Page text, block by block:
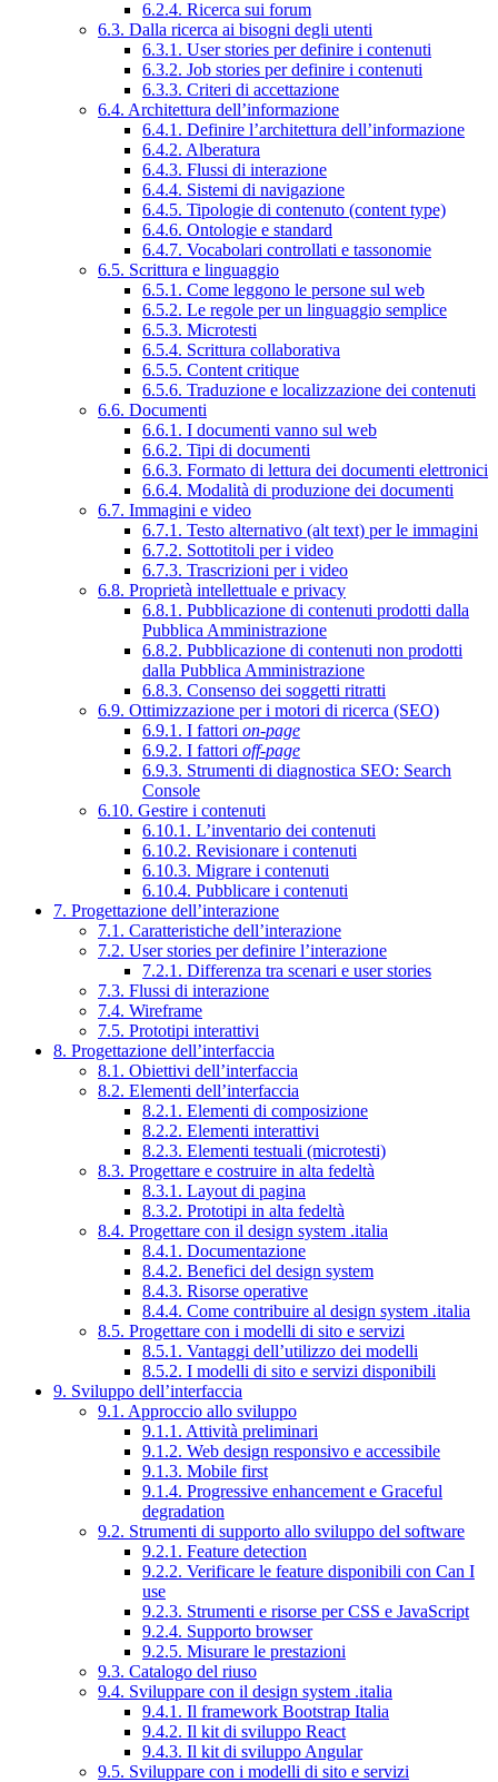
6.2.4. Ricerca sui forum
6.3. Dalla ricerca ai bisogni degli utenti
6.3.1. User stories per definire i contenuti
6.3.2. Job stories per definire i contenuti
6.3.3. Criteri di accettazione
6.4. Architettura dell’informazione
6.4.1. Definire l’architettura dell’informazione
6.4.2. Alberatura
6.4.3. Flussi di interazione
6.4.4. Sistemi di navigazione
6.4.5. Tipologie di contenuto (content type)
6.4.6. Ontologie e standard
6.4.7. Vocabolari controllati e tassonomie
6.5. Scrittura e linguaggio
6.5.1. Come leggono le persone sul web
6.5.2. Le regole per un linguaggio semplice
6.5.3. Microtesti
6.5.4. Scrittura collaborativa
6.5.5. Content critique
6.5.6. Traduzione e localizzazione dei contenuti
6.6. Documenti
6.6.1. I documenti vanno sul web
6.6.2. Tipi di documenti
6.6.3. Formato di lettura dei documenti elettronici
6.6.4. Modalità di produzione dei documenti
6.7. Immagini e video
6.7.1. Testo alternativo (alt text) per le immagini
6.7.2. Sottotitoli per i video
6.7.3. Trascrizioni per i video
6.8. Proprietà intellettuale e privacy
6.8.1. Pubblicazione di contenuti prodotti dalla
Pubblica Amministrazione
6.8.2. Pubblicazione di contenuti non prodotti
dalla Pubblica Amministrazione
6.8.3. Consenso dei soggetti ritratti
6.9. Ottimizzazione per i motori di ricerca (SEO)
6.9.1. I fattori on-page
6.9.2. I fattori off-page
6.9.3. Strumenti di diagnostica SEO: Search
Console
6.10. Gestire i contenuti
6.10.1. L’inventario dei contenuti
6.10.2. Revisionare i contenuti
6.10.3. Migrare i contenuti
6.10.4. Pubblicare i contenuti
7. Progettazione dell’interazione
7.1. Caratteristiche dell’interazione
7.2. User stories per definire l’interazione
7.2.1. Differenza tra scenari e user stories
7.3. Flussi di interazione
7.4. Wireframe
7.5. Prototipi interattivi
8. Progettazione dell’interfaccia
8.1. Obiettivi dell’interfaccia
8.2. Elementi dell’interfaccia
8.2.1. Elementi di composizione
8.2.2. Elementi interattivi
8.2.3. Elementi testuali (microtesti)
8.3. Progettare e costruire in alta fedeltà
8.3.1. Layout di pagina
8.3.2. Prototipi in alta fedeltà
8.4. Progettare con il design system .italia
8.4.1. Documentazione
8.4.2. Benefici del design system
8.4.3. Risorse operative
8.4.4. Come contribuire al design system .italia
8.5. Progettare con i modelli di sito e servizi
8.5.1. Vantaggi dell’utilizzo dei modelli
8.5.2. I modelli di sito e servizi disponibili
9. Sviluppo dell’interfaccia
9.1. Approccio allo sviluppo
9.1.1. Attività preliminari
9.1.2. Web design responsivo e accessibile
9.1.3. Mobile first
9.1.4. Progressive enhancement e Graceful
degradation
9.2. Strumenti di supporto allo sviluppo del software
9.2.1. Feature detection
9.2.2. Verificare le feature disponibili con Can I
use
9.2.3. Strumenti e risorse per CSS e JavaScript
9.2.4. Supporto browser
9.2.5. Misurare le prestazioni
9.3. Catalogo del riuso
9.4. Sviluppare con il design system .italia
9.4.1. Il framework Bootstrap Italia
9.4.2. Il kit di sviluppo React
9.4.3. Il kit di sviluppo Angular
9.5. Sviluppare con i modelli di sito e servizi